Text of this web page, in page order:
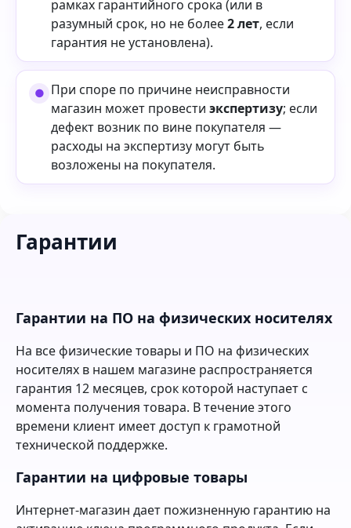
рамках гарантийного срока (или в
разумный срок, но не более2 лет, если
гарантия не установлена).
При споре по причине неисправности
магазин может провести экспертизу; если
дефект возник по вине покупателя —
расходы на экспертизу могут быть
возложены на покупателя.
Гарантии
Гарантии на ПО на физических носителях
На все физические товары и ПО на физических
носителях в нашем магазине распространяется
гарантия 12 месяцев, срок которой наступает с
момента получения товара. В течение этого
времени клиент имеет доступ к грамотной
технической поддержке.
Гарантии на цифровые товары
Интернет-магазин дает пожизненную гарантию на